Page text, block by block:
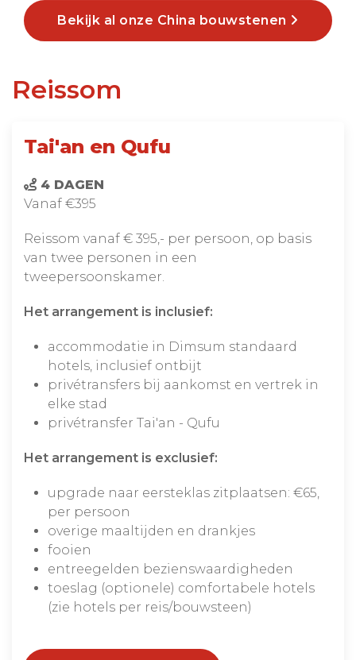
Bekijk al onze China bouwstenen
Reissom
Tai'an en Qufu
4 DAGEN
Vanaf €395
Reissom vanaf € 395,- per persoon, op basis
van twee personen in een
tweepersoonskamer.
Het arrangement is inclusief:
accommodatie in Dimsum standaard
hotels, inclusief ontbijt
privétransfers bij aankomst en vertrek in
elke stad
privétransfer Tai'an - Qufu
Het arrangement is exclusief:
upgrade naar eersteklas zitplaatsen: €65,
per persoon
overige maaltijden en drankjes
fooien
entreegelden bezienswaardigheden
toeslag (optionele) comfortabele hotels
(zie hotels per reis/bouwsteen)